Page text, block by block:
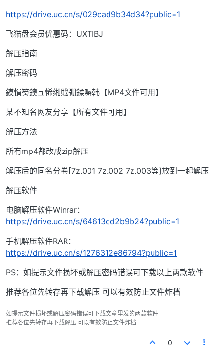
https://drive.uc.cn/s/029cad9b34d34?public=1
飞猫盘会员优惠码：UXTIBJ
解压指南
解压密码
鏌愪笉鐭ュ悕缃戝弸鍒嗕韩【MP4文件可用】
某不知名网友分享【所有文件可用】
解压方法
所有mp4都改成zip解压
解压后的同名分卷[7z.001 7z.002 7z.003等]放到一起解压
解压软件
电脑解压软件Winrar：
https://drive.uc.cn/s/64613cd2b9b24?public=1
手机解压软件RAR：
https://drive.uc.cn/s/1276312e86794?public=1
PS：如提示文件损坏或解压密码错误可下载以上两款软件
推荐各位先转存再下载解压 可以有效防止文件炸档
如提示文件损坏或解压密码错误可下载文章里发的两款软件
推荐各位先转存再下载解压 可以有效防止文件炸档
0